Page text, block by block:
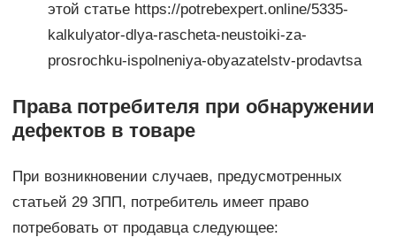
этой статье https://potrebexpert.online/5335-
kalkulyator-dlya-rascheta-neustoiki-za-
prosrochku-ispolneniya-obyazatelstv-prodavtsa
Права потребителя при обнаружении
дефектов в товаре
При возникновении случаев, предусмотренных
статьей 29 ЗПП, потребитель имеет право
потребовать от продавца следующее: